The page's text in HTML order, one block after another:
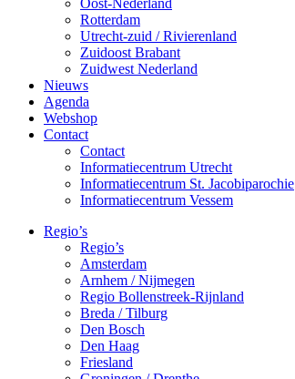
Oost-Nederland
Rotterdam
Utrecht-zuid / Rivierenland
Zuidoost Brabant
Zuidwest Nederland
Nieuws
Agenda
Webshop
Contact
Contact
Informatiecentrum Utrecht
Informatiecentrum St. Jacobiparochie
Informatiecentrum Vessem
Regio’s
Regio’s
Amsterdam
Arnhem / Nijmegen
Regio Bollenstreek-Rijnland
Breda / Tilburg
Den Bosch
Den Haag
Friesland